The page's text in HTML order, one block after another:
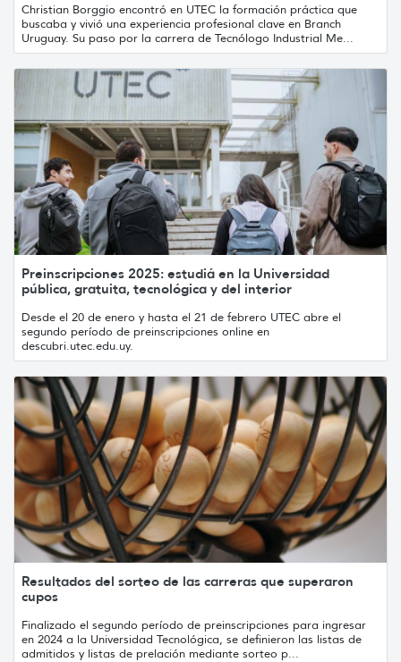
Christian Borggio encontró en UTEC la formación práctica que
buscaba y vivió una experiencia profesional clave en Branch
Uruguay. Su paso por la carrera de Tecnólogo Industrial Me...
Preinscripciones 2025: estudiá en la Universidad
pública, gratuita, tecnológica y del interior
Desde el 20 de enero y hasta el 21 de febrero UTEC abre el
segundo período de preinscripciones online en
descubri.utec.edu.uy.
Resultados del sorteo de las carreras que superaron
cupos
Finalizado el segundo período de preinscripciones para ingresar
en 2024 a la Universidad Tecnológica, se definieron las listas de
admitidos y listas de prelación mediante sorteo p...